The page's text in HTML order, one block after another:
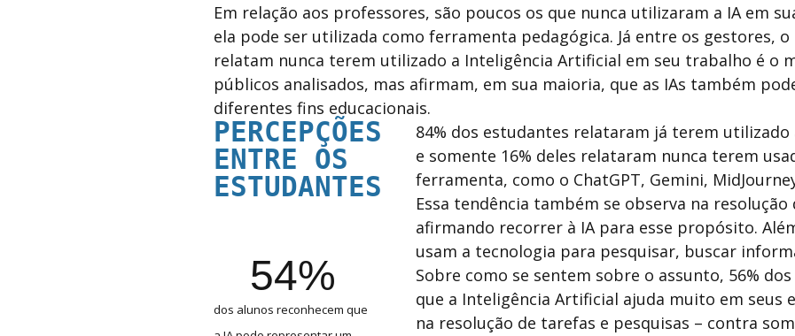
Em relação aos professores, são poucos os que nunca utilizaram a IA em
ela pode ser utilizada como ferramenta pedagógica. Já entre os gestores,
relatam nunca terem utilizado a Inteligência Artificial em seu trabalho é o
públicos analisados, mas afirmam, em sua maioria, que as IAs também
diferentes fins educacionais.
PERCEPÇÕES
ENTRE OS
ESTUDANTES
84% dos estudantes relataram já terem
e somente 16% deles relataram nunca terem
ferramenta, como o ChatGPT, Gemini,
Essa tendência também se observa na resolução
afirmando recorrer à IA para esse propósito.
usam a tecnologia para pesquisar, buscar
54%
dos alunos reconhecem que
Sobre como se sentem sobre o assunto, 56%
que a Inteligência Artificial ajuda muito em seus
na resolução de tarefas e pesquisas – contra